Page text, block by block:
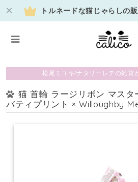
トルネードな猫じゃらしの
松尾ミユキ/ナタリーレテの雑貨
猫 首輪 ラージリボン マスタ
バティプリント × Willoughby